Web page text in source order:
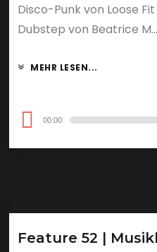
Disco-Punk von Loose
Dubstep von Beatrice
MEHR LESEN...
Audio-00:00
Feature 52 |